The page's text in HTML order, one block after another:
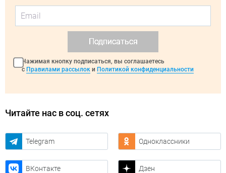
Подписаться
Нажимая кнопку подписаться, вы соглашаетесь
с Правилами рассылок и Политикой конфиденциальности
Читайте нас в соц. сетях
Telegram Одноклассники
ВКонтакте Дзен